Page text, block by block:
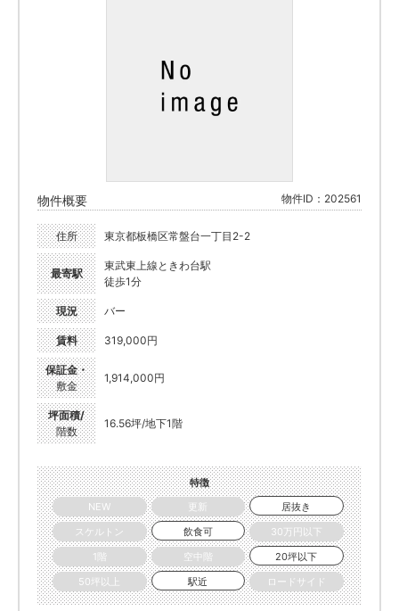
物件概要 物件ID：202561
住所 東京都板橋区常盤台一丁目2-2
最寄駅
東武東上線ときわ台駅
徒歩1分
現況 バー
賃料 319,000円
保証金・
敷金
1,914,000円
坪面積/
階数
16.56坪/地下1階
特徴
NEW
更新
居抜き
スケルトン
飲食可
30万円以下
1階
空中階
20坪以下
50坪以上
駅近 ロードサイド